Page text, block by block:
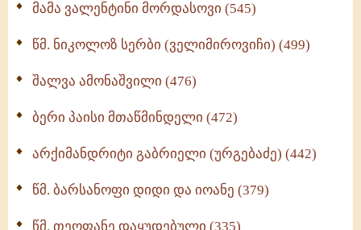
მამა ვალენტინი მორდასოვი (545)
წმ. ნიკოლოზ სერბი (ველიმიროვიჩი) (499)
შალვა ამონაშვილი (476)
ბერი პაისი მთაწმინდელი (472)
არქიმანდრიტი გაბრიელი (ურგებაძე) (442)
წმ. ბარსანოფი დიდი და იოანე (379)
წმ. თეოფანე დაყუდებული (335)